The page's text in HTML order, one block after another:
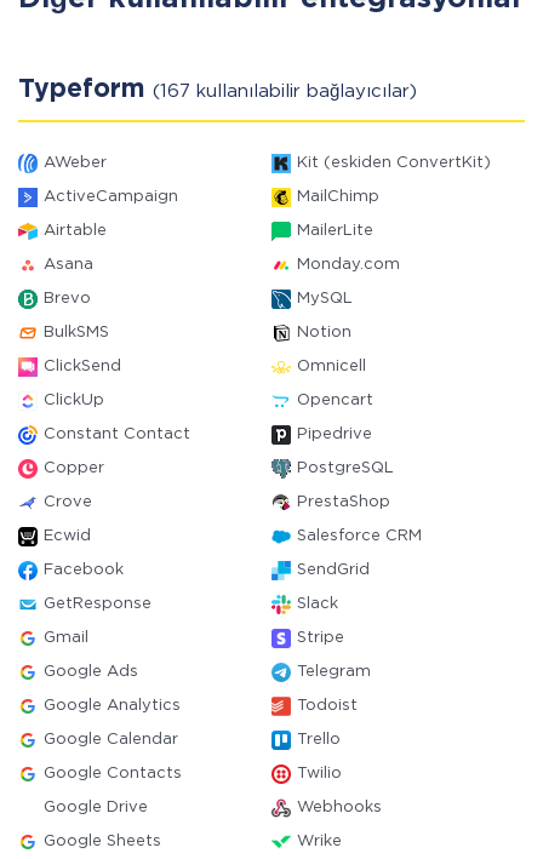
Typeform (167 kullanılabilir bağlayıcılar)
AWeber Kit (eskiden ConvertKit)
ActiveCampaign MailChimp
Airtable MailerLite
Asana Monday.com
Brevo MySQL
BulkSMS Notion
ClickSend Omnicell
ClickUp Opencart
Constant Contact Pipedrive
Copper PostgreSQL
Crove PrestaShop
Ecwid Salesforce CRM
Facebook SendGrid
GetResponse Slack
Gmail Stripe
Google Ads Telegram
Google Analytics Todoist
Google Calendar Trello
Google Contacts Twilio
Google Drive Webhooks
Google Sheets Wrike